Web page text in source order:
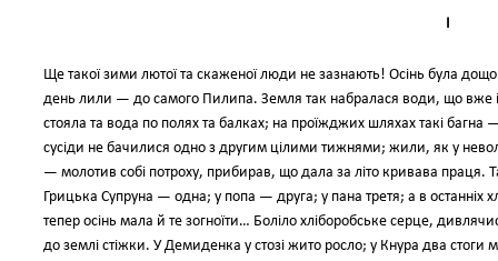
I
Ще такої зими лютої та скаженої люди не зазнають! Осінь була
день лили — до самого Пилипа. Земля так набралася води, що вже
стояла та вода по полях та балках; на проїжджих шляхах такі багна
сусіди не бачилися одно з другим цілими тижнями; жили, як у
— молотив собі потроху, прибирав, що дала за літо кривава праця.
Грицька Супруна — одна; у попа — друга; у пана третя; а в останніх
тепер осінь мала й те зогноїти… Боліло хліборобське серце,
до землі стіжки. У Демиденка у стозі жито росло; у Кнура два стоги